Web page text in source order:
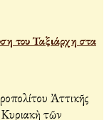
του Ταξιάρχη στα